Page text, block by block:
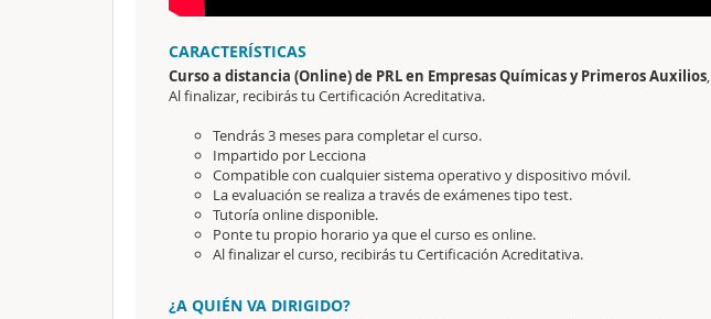
CARACTERÍSTICAS
Curso a distancia (Online) de PRL en Empresas Químicas y Primeros Auxilios,
Al finalizar, recibirás tu Certificación Acreditativa.
Tendrás 3 meses para completar el curso.
Impartido por Lecciona
Compatible con cualquier sistema operativo y dispositivo móvil.
La evaluación se realiza a través de exámenes tipo test.
Tutoría online disponible.
Ponte tu propio horario ya que el curso es online.
Al finalizar el curso, recibirás tu Certificación Acreditativa.
¿A QUIÉN VA DIRIGIDO?